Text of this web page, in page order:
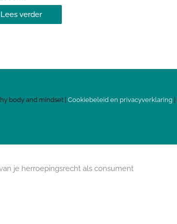
Lees verder
body and mindset | Cookiebeleid en privacyverklaring
je herroepingsrecht als consument